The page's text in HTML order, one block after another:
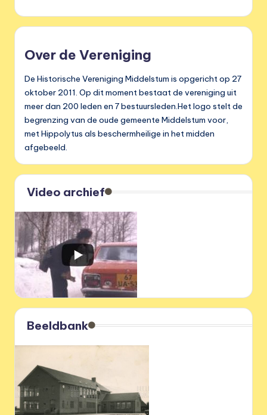
Over de Vereniging
De Historische Vereniging Middelstum is opgericht op 27
oktober 2011. Op dit moment bestaat de vereniging uit
meer dan 200 leden en 7 bestuursleden.Het logo stelt de
begrenzing van de oude gemeente Middelstum voor,
met Hippolytus als beschermheilige in het midden
afgebeeld.
Video archief
Beeldbank